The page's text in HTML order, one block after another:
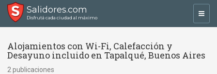
Salidores.com
Disfrutá cada ciudad al máximo
Alojamientos con Wi-Fi, Calefacción y
Desayuno incluido en Tapalqué, Buenos Aires
2 publicaciones